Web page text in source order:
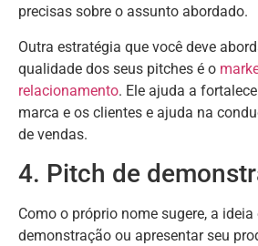
precisas sobre o assunto abordado.
Outra estratégia que você deve
qualidade dos seus pitches é o
relacionamento. Ele ajuda a
marca e os clientes e ajuda na
de vendas.
4. Pitch de
Como o próprio nome sugere, a
demonstração ou apresentar seu